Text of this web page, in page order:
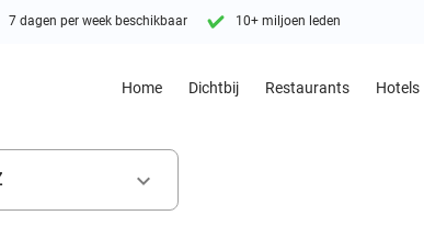
7 dagen per week beschikbaar 10+ miljoen leden
Home Dichtbij Restaurants Hotels
keyboard_arrow_down